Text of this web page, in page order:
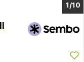
1/6